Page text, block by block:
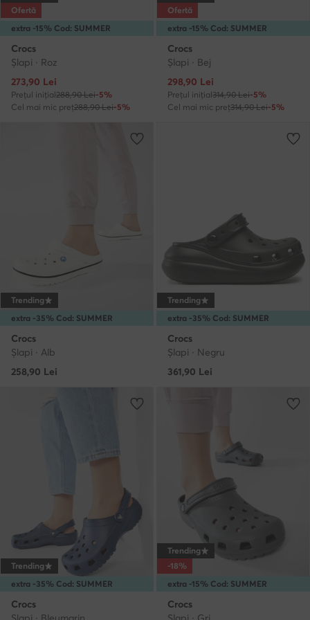
extra -15% Cod: SUMMER
Ofertă
Crocs
Şlapi · Roz
Prețul actual
273,90 Lei
Prețul inițial288,90 Lei-5%
Cel mai mic preț288,90 Lei-5%
extra -15% Cod: SUMMER
Ofertă
Crocs
Şlapi · Bej
Prețul actual
298,90 Lei
Prețul inițial314,90 Lei-5%
Cel mai mic preț314,90 Lei-5%
extra -35% Cod: SUMMER
Trending
Crocs
Şlapi · Alb
258,90 Lei
extra -35% Cod: SUMMER
Trending
Crocs
Şlapi · Negru
361,90 Lei
extra -35% Cod: SUMMER
Trending
Crocs
extra -15% Cod: SUMMER
Trending
-18%
Crocs